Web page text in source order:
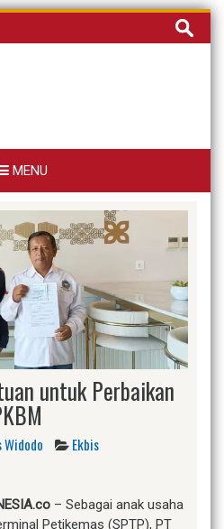
Cari
untuk:
MENU
untuk Perbaikan
Widodo
Ekbis
– Sebagai anak usaha
Petikemas (SPTP), PT